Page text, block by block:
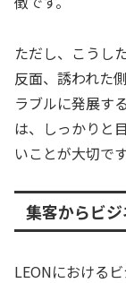
ただし、こうし
反面、誘われた
ラブルに発展す
は、しっかりと
いことが大切です
集客からビ
LEONにおける